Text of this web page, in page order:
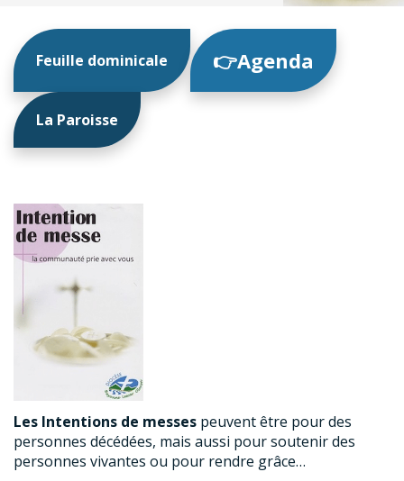
Feuille dominicale 👉Agenda
La Paroisse
Les Intentions de messes peuvent être pour des
personnes décédées, mais aussi pour soutenir des
personnes vivantes ou pour rendre grâce…